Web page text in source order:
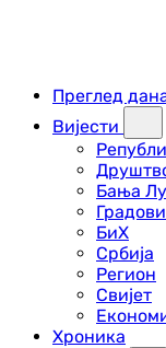
Преглед
Вијести
Бања
БиХ
Србија
Регион
Свијет
Хроника